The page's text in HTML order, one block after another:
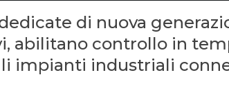
di nuova
abilitano controllo in
impianti industriali